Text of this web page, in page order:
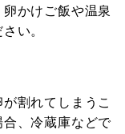
かけご飯や温泉
い。
割れてしまうこ
、冷蔵庫などで